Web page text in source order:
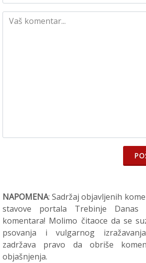
NAPOMENA: Sadržaj objavljenih
stavove portala Trebinje
komentara! Molimo čitaoce da se
psovanja i vulgarnog
zadržava pravo da obriše
objašnjenja.